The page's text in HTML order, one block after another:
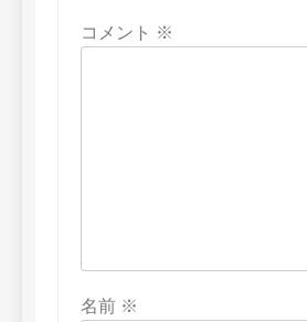
コメント ※
名前 ※